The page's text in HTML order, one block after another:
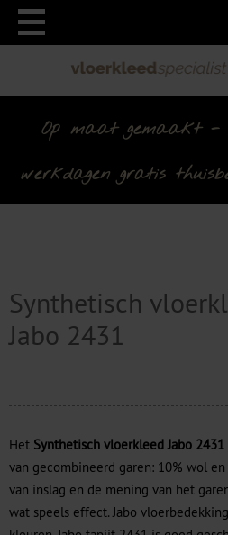
Op maat gemaakt -
werkdagen gratis
Synthetisch
Jabo 2431
Het Synthetisch vloerkleed Jabo 2431
van gecombineerd garen: 10% wol
van inslag en de mening van het
wat speels effect. Jabo